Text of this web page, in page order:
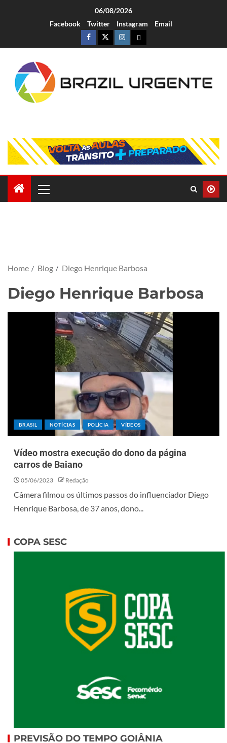
06/08/2026
Facebook
Twitter Instagram Email
Home Blog Diego Henrique Barbosa
Diego Henrique Barbosa
BRASIL NOTÍCIAS POLÍCIA VÍDEOS
Vídeo mostra execução do dono da página
carros de Baiano
05/06/2023 Redação
Câmera filmou os últimos passos do influenciador Diego
Henrique Barbosa, de 37 anos, dono...
COPA SESC
PREVISÃO DO TEMPO GOIÂNIA